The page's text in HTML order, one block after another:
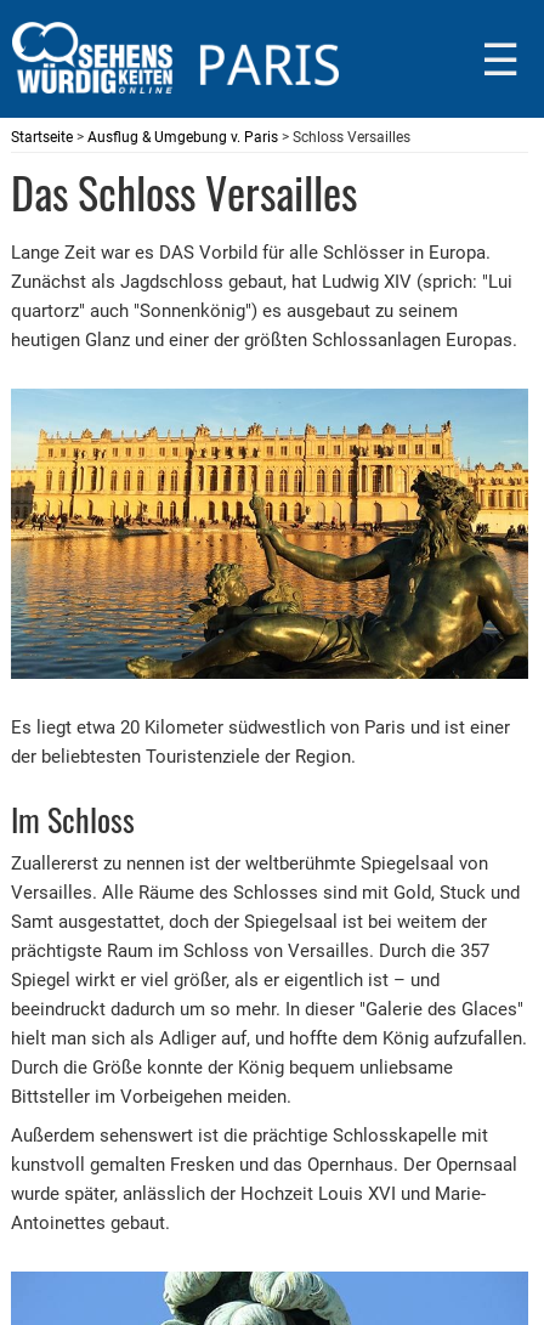
☰
Startseite> Ausflug & Umgebung v. Paris> Schloss Versailles
Das Schloss Versailles
Lange Zeit war es DAS Vorbild für alle Schlösser in Europa.
Zunächst als Jagdschloss gebaut, hat Ludwig XIV (sprich: "Lui
quartorz" auch "Sonnenkönig") es ausgebaut zu seinem
heutigen Glanz und einer der größten Schlossanlagen Europas.
Es liegt etwa 20 Kilometer südwestlich von Paris und ist einer
der beliebtesten Touristenziele der Region.
Im Schloss
Zuallererst zu nennen ist der weltberühmte Spiegelsaal von
Versailles. Alle Räume des Schlosses sind mit Gold, Stuck und
Samt ausgestattet, doch der Spiegelsaal ist bei weitem der
prächtigste Raum im Schloss von Versailles. Durch die 357
Spiegel wirkt er viel größer, als er eigentlich ist – und
beeindruckt dadurch um so mehr. In dieser "Galerie des Glaces"
hielt man sich als Adliger auf, und hoffte dem König aufzufallen.
Durch die Größe konnte der König bequem unliebsame
Bittsteller im Vorbeigehen meiden.
Außerdem sehenswert ist die prächtige Schlosskapelle mit
kunstvoll gemalten Fresken und das Opernhaus. Der Opernsaal
wurde später, anlässlich der Hochzeit Louis XVI und Marie-
Antoinettes gebaut.